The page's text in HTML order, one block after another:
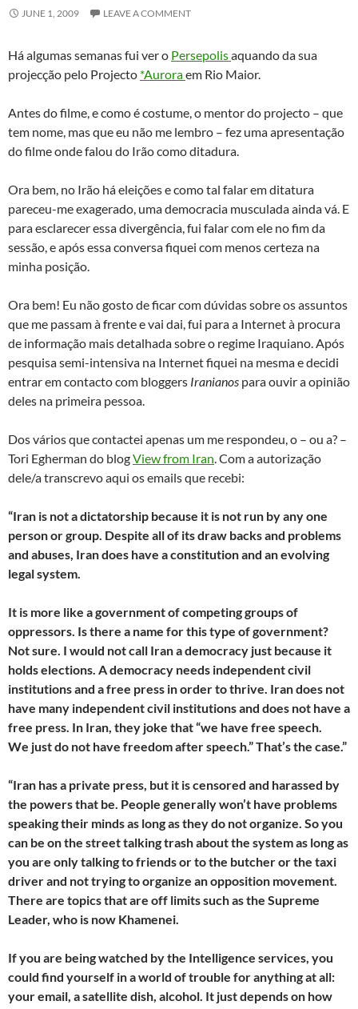
JUNE 1, 2009 LEAVE A COMMENT
Há algumas semanas fui ver o Persepolisaquando da sua
projecção pelo Projecto *Auroraem Rio Maior.
Antes do filme, e como é costume, o mentor do projecto – que
tem nome, mas que eu não me lembro – fez uma apresentação
do filme onde falou do Irão como ditadura.
Ora bem, no Irão há eleições e como tal falar em ditatura
pareceu-me exagerado, uma democracia musculada ainda vá. E
para esclarecer essa divergência, fui falar com ele no fim da
sessão, e após essa conversa fiquei com menos certeza na
minha posição.
Ora bem! Eu não gosto de ficar com dúvidas sobre os assuntos
que me passam à frente e vai dai, fui para a Internet à procura
de informação mais detalhada sobre o regime Iraquiano. Após
pesquisa semi-intensiva na Internet fiquei na mesma e decidi
entrar em contacto com bloggers Iranianos para ouvir a opinião
deles na primeira pessoa.
Dos vários que contactei apenas um me respondeu, o – ou a? –
Tori Egherman do blogView from Iran. Com a autorização
dele/a transcrevo aqui os emails que recebi:
“Iran is not a dictatorship because it is not run by any one
person or group. Despite all of its draw backs and problems
and abuses, Iran does have a constitution and an evolving
legal system.
It is more like a government of competing groups of
oppressors. Is there a name for this type of government?
Not sure. I would not call Iran a democracy just because it
holds elections. A democracy needs independent civil
institutions and a free press in order to thrive. Iran does not
have many independent civil institutions and does not have a
free press. In Iran, they joke that “we have free speech.
We just do not have freedom after speech.” That’s the case.”
“Iran has a private press, but it is censored and harassed by
the powers that be. People generally won’t have problems
speaking their minds as long as they do not organize. So you
can be on the street talking trash about the system as long as
you are only talking to friends or to the butcher or the taxi
driver and not trying to organize an opposition movement.
There are topics that are off limits such as the Supreme
Leader, who is now Khamenei.
If you are being watched by the Intelligence services, you
could find yourself in a world of trouble for anything at all:
your email, a satellite dish, alcohol. It just depends on how